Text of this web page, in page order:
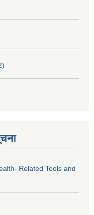
Related Tools and